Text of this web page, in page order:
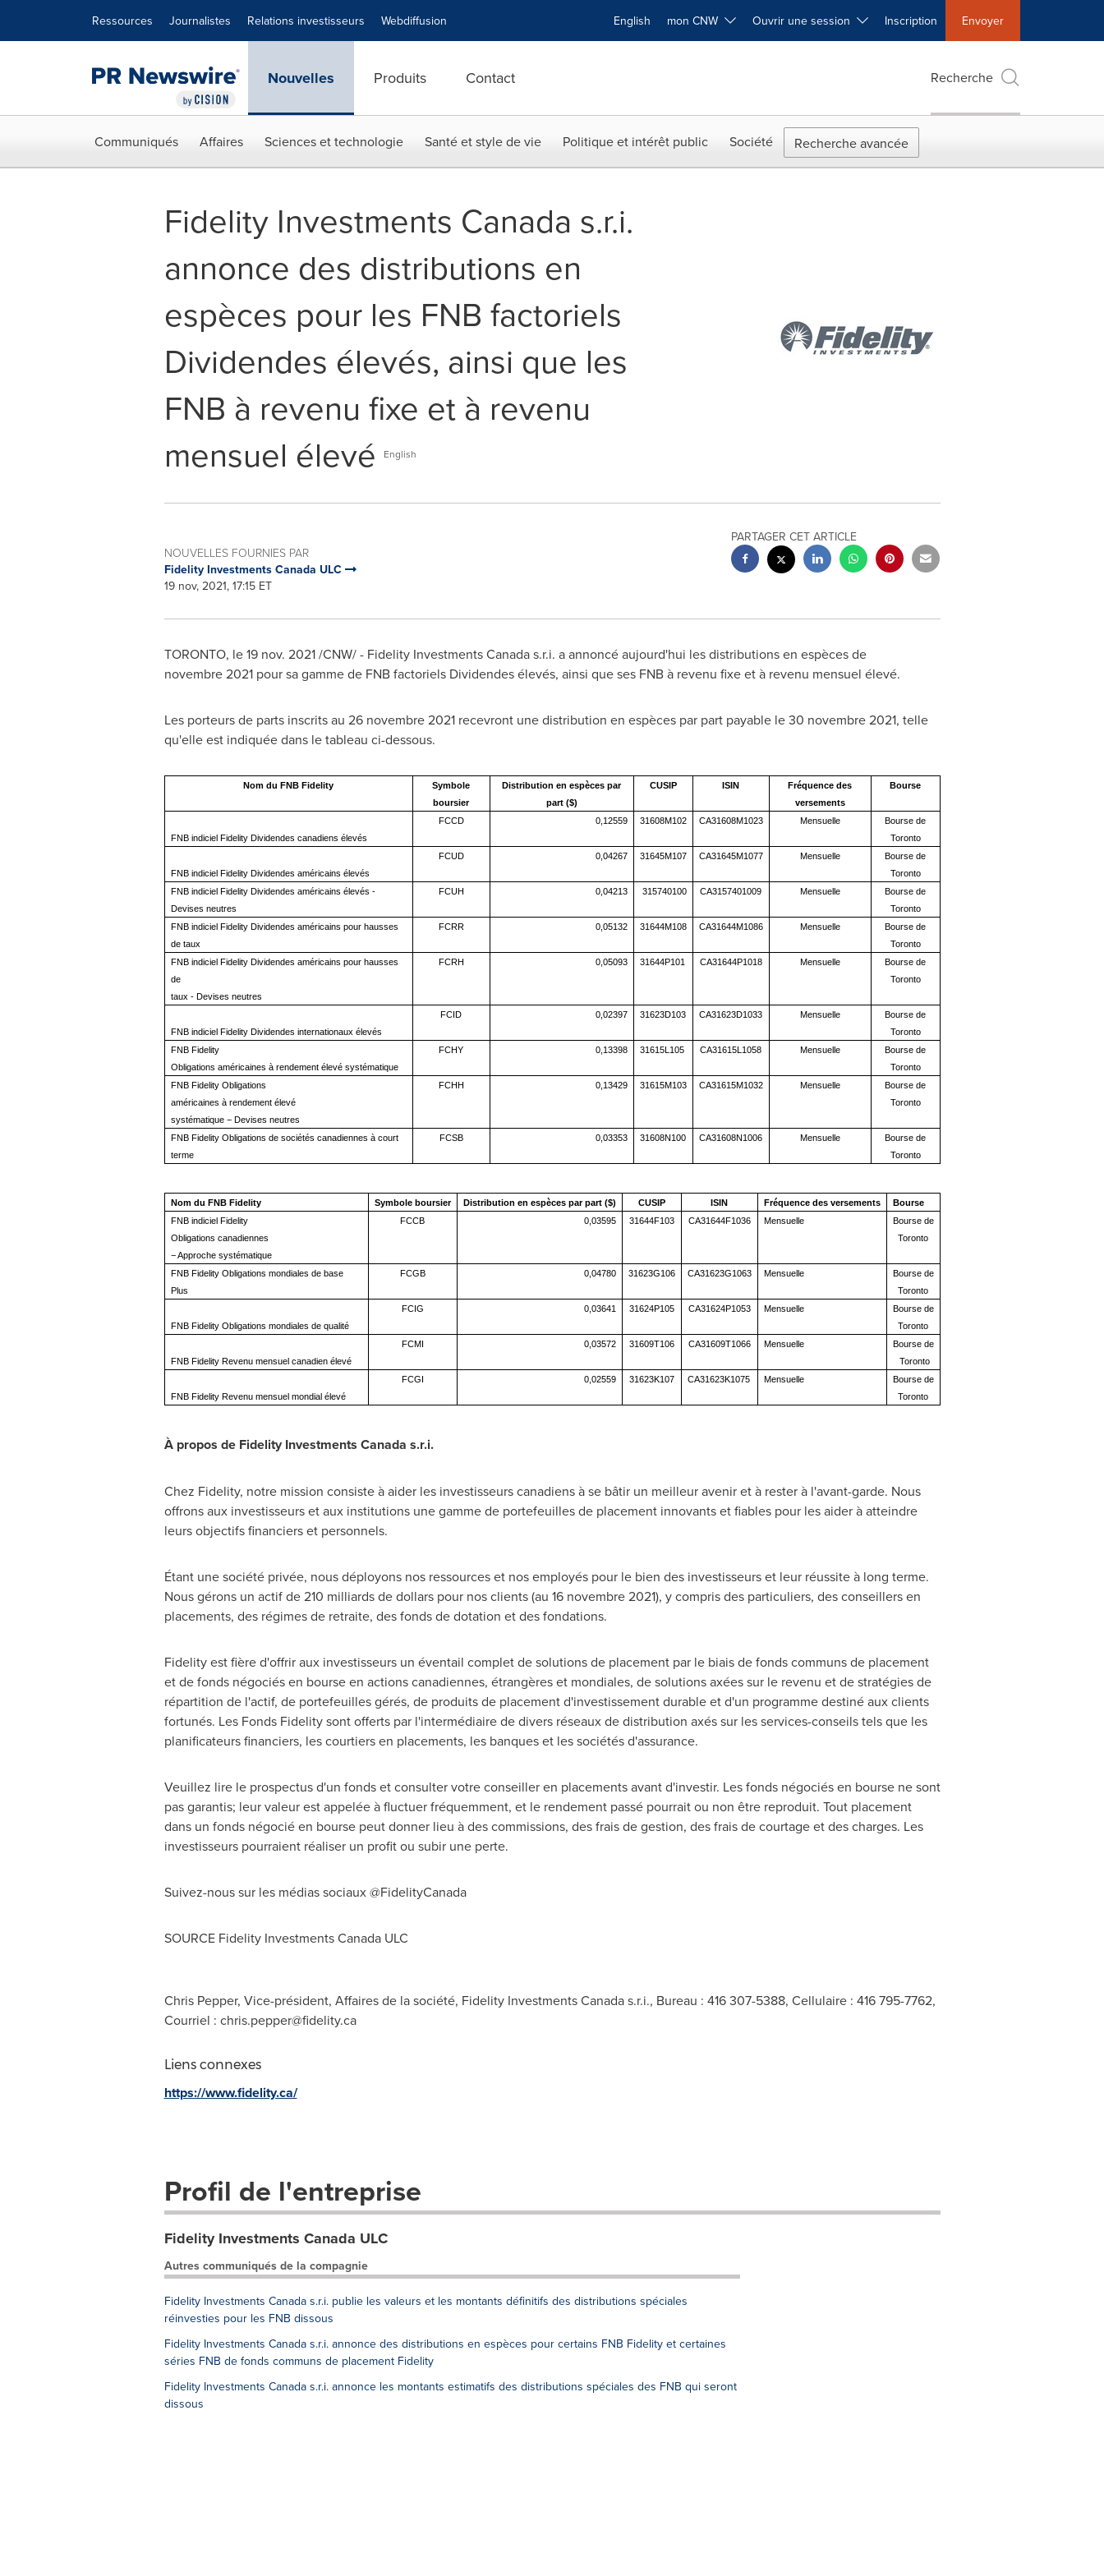
Ressources Journalistes Relations investisseurs Webdiffusion English mon CNW Ouvrir une session Inscription Envoyer
Nouvelles Produits Contact Recherche
Communiqués Affaires Sciences et technologie Santé et style de vie Politique et intérêt public Société Recherche avancée
Fidelity Investments Canada s.r.i.
annonce des distributions en
espèces pour les FNB factoriels
Dividendes élevés, ainsi que les
FNB à revenu fixe et à revenu
mensuel élevé
English
NOUVELLES FOURNIES PAR
Fidelity Investments Canada ULC
19 nov, 2021, 17:15 ET
PARTAGER CET ARTICLE
TORONTO, le19 nov. 2021/CNW/ - Fidelity Investments Canada s.r.i. a annoncé aujourd'hui les distributions en espèces de
novembre 2021 pour sa gamme de FNB factoriels Dividendes élevés, ainsi que ses FNB à revenu fixe et à revenu mensuel élevé.
Les porteurs de parts inscrits au 26 novembre 2021 recevront une distribution en espèces par part payable le 30 novembre 2021, telle
qu'elle est indiquée dans le tableau ci-dessous.
Nom du FNB Fidelity
Symbole
boursier
Distribution en espèces par
part ($)
CUSIP ISIN
Fréquence des
versements
Bourse
FNB indiciel Fidelity Dividendes canadiens élevés
FCCD 0,12559 31608M102 CA31608M1023 Mensuelle Bourse de
Toronto
FNB indiciel Fidelity Dividendes américains élevés
FCUD 0,04267 31645M107 CA31645M1077 Mensuelle
Bourse de
Toronto
FNB indiciel Fidelity Dividendes américains élevés -
Devises neutres
FCUH 0,04213 315740100 CA3157401009 Mensuelle
Bourse de
Toronto
FNB indiciel Fidelity Dividendes américains pour hausses
de taux
FCRR 0,05132 31644M108 CA31644M1086 Mensuelle
Bourse de
Toronto
FNB indiciel Fidelity Dividendes américains pour hausses
de
taux - Devises neutres
FCRH 0,05093 31644P101 CA31644P1018 Mensuelle
Bourse de
Toronto
FNB indiciel Fidelity Dividendes internationaux élevés
FCID 0,02397 31623D103 CA31623D1033 Mensuelle
Bourse de
Toronto
FNB Fidelity
Obligations américaines à rendement élevé systématique
FCHY 0,13398 31615L105 CA31615L1058 Mensuelle
Bourse de
Toronto
FNB Fidelity Obligations
américaines à rendement élevé
systématique − Devises neutres
FCHH 0,13429 31615M103 CA31615M1032 Mensuelle
Bourse de
Toronto
FNB Fidelity Obligations de sociétés canadiennes à court
terme
FCSB 0,03353 31608N100 CA31608N1006 Mensuelle
Bourse de
Toronto
Nom du FNB Fidelity Symbole boursier Distribution en espèces par part ($) CUSIP ISIN Fréquence des versements
Bourse
FNB indiciel Fidelity
Obligations canadiennes
− Approche systématique
FCCB 0,03595 31644F103 CA31644F1036 Mensuelle
Bourse de
Toronto
FNB Fidelity Obligations mondiales de base
Plus
FCGB 0,04780 31623G106 CA31623G1063 Mensuelle
Bourse de
Toronto
FNB Fidelity Obligations mondiales de qualité
FCIG 0,03641 31624P105 CA31624P1053 Mensuelle
Bourse de
Toronto
FNB Fidelity Revenu mensuel canadien élevé
FCMI 0,03572 31609T106 CA31609T1066 Mensuelle
Bourse de
Toronto
FNB Fidelity Revenu mensuel mondial élevé
FCGI 0,02559 31623K107 CA31623K1075 Mensuelle
Bourse de
Toronto
À propos de Fidelity Investments Canada s.r.i.
Chez Fidelity, notre mission consiste à aider les investisseurs canadiens à se bâtir un meilleur avenir et à rester à l'avant-garde. Nous
offrons aux investisseurs et aux institutions une gamme de portefeuilles de placement innovants et fiables pour les aider à atteindre
leurs objectifs financiers et personnels.
Étant une société privée, nous déployons nos ressources et nos employés pour le bien des investisseurs et leur réussite à long terme.
Nous gérons un actif de 210 milliards de dollars pour nos clients (au 16 novembre 2021), y compris des particuliers, des conseillers en
placements, des régimes de retraite, des fonds de dotation et des fondations.
Fidelity est fière d'offrir aux investisseurs un éventail complet de solutions de placement par le biais de fonds communs de placement
et de fonds négociés en bourse en actions canadiennes, étrangères et mondiales, de solutions axées sur le revenu et de stratégies de
répartition de l'actif, de portefeuilles gérés, de produits de placement d'investissement durable et d'un programme destiné aux clients
fortunés. Les Fonds Fidelity sont offerts par l'intermédiaire de divers réseaux de distribution axés sur les services-conseils tels que les
planificateurs financiers, les courtiers en placements, les banques et les sociétés d'assurance.
Veuillez lire le prospectus d'un fonds et consulter votre conseiller en placements avant d'investir. Les fonds négociés en bourse ne sont
pas garantis; leur valeur est appelée à fluctuer fréquemment, et le rendement passé pourrait ou non être reproduit. Tout placement
dans un fonds négocié en bourse peut donner lieu à des commissions, des frais de gestion, des frais de courtage et des charges. Les
investisseurs pourraient réaliser un profit ou subir une perte.
Suivez-nous sur les médias sociaux @FidelityCanada
SOURCE Fidelity Investments Canada ULC
Chris Pepper, Vice-président, Affaires de la société, Fidelity Investments Canada s.r.i., Bureau : 416 307-5388, Cellulaire : 416 795-7762,
Courriel : chris.pepper@fidelity.ca
Liens connexes
https://www.fidelity.ca/
Profil de l'entreprise
Fidelity Investments Canada ULC
Autres communiqués de la compagnie
Fidelity Investments Canada s.r.i. publie les valeurs et les montants définitifs des distributions spéciales
réinvesties pour les FNB dissous
Fidelity Investments Canada s.r.i. annonce des distributions en espèces pour certains FNB Fidelity et certaines
séries FNB de fonds communs de placement Fidelity
Fidelity Investments Canada s.r.i. annonce les montants estimatifs des distributions spéciales des FNB qui seront
dissous